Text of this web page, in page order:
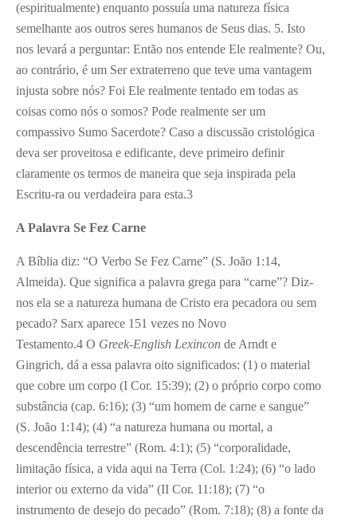
(espiritualmente) enquanto possuía uma natureza física
semelhante aos outros seres humanos de Seus dias. 5. Isto
nos levará a perguntar: Então nos entende Ele realmente? Ou,
ao contrário, é um Ser extraterreno que teve uma vantagem
injusta sobre nós? Foi Ele realmente tentado em todas as
coisas como nós o somos? Pode realmente ser um
compassivo Sumo Sacerdote? Caso a discussão cristológica
deva ser proveitosa e edificante, deve primeiro definir
claramente os termos de maneira que seja inspirada pela
Escritu-ra ou verdadeira para esta.3
A Palavra Se Fez Carne
A Bíblia diz: “O Verbo Se Fez Carne” (S. João 1:14,
Almeida). Que significa a palavra grega para “carne”? Diz-
nos ela se a natureza humana de Cristo era pecadora ou sem
pecado? Sarx aparece 151 vezes no Novo
Testamento.4 O Greek-English Lexincon de Arndt e
Gingrich, dá a essa palavra oito significados: (1) o material
que cobre um corpo (I Cor. 15:39); (2) o próprio corpo como
substância (cap. 6:16); (3) “um homem de carne e sangue”
(S. João 1:14); (4) “a natureza humana ou mortal, a
descendência terrestre” (Rom. 4:1); (5) “corporalidade,
limitação física, a vida aqui na Terra (Col. 1:24); (6) “o lado
interior ou externo da vida” (II Cor. 11:18); (7) “o
instrumento de desejo do pecado” (Rom. 7:18); (8) a fonte da